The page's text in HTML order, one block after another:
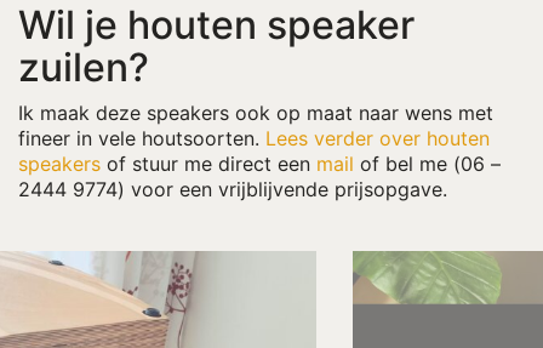
Wil je houten speaker
zuilen?
Ik maak deze speakers ook op maat naar wens met
fineer in vele houtsoorten. Lees verder over houten
speakers of stuur me direct een mail of bel me (06 –
2444 9774) voor een vrijblijvende prijsopgave.